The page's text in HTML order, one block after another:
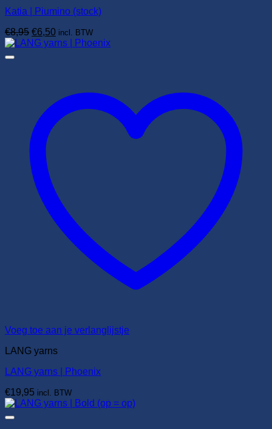
Katia | Piumino (stock)
€8,95 Oorspronkelijke
prijs
€6,50Huidige
prijs
incl. BTW
Voeg toe aan je verlanglijstje
LANG yarns
LANG yarns | Phoenix
€19,95 incl. BTW